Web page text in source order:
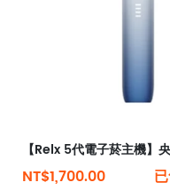
NT$1,700.00